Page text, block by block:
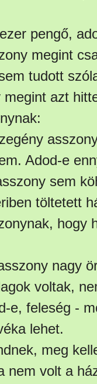
pengő,
megint
tudott
megint azt
Adod-e
sem
töltetett
hogy
nagy
voltak,
e, feleség -
lehet.
meg
nem volt a